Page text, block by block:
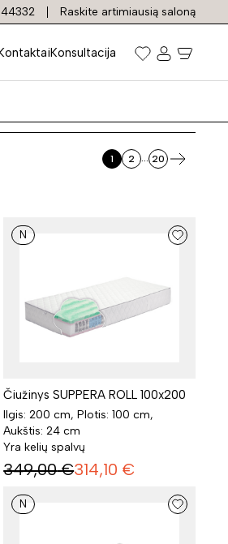
Raskite artimiausią saloną
Konsultacija
1 2 ... 20
N
Čiužinys SUPPERA ROLL 100x200
Ilgis: 200 cm, Plotis: 100 cm,
Aukštis: 24 cm
Yra kelių spalvų
349,00 €314,10 €
N